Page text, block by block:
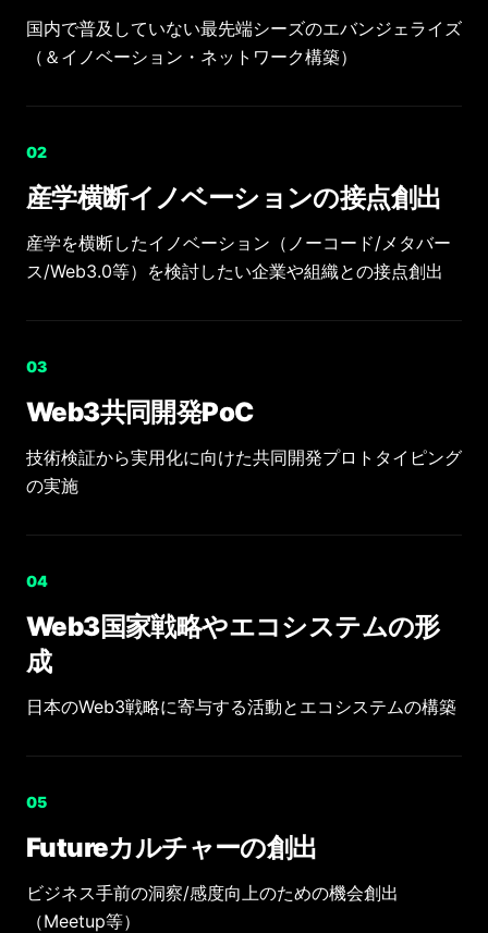
国内で普及していない最先端シーズのエバンジェライズ
（＆イノベーション・ネットワーク構築）
02
産学横断イノベーションの接点創出
産学を横断したイノベーション（ノーコード/メタバー
ス/Web3.0等）を検討したい企業や組織との接点創出
03
Web3共同開発PoC
技術検証から実用化に向けた共同開発プロトタイピング
の実施
04
Web3国家戦略やエコシステムの形
成
日本のWeb3戦略に寄与する活動とエコシステムの構築
05
Futureカルチャーの創出
ビジネス手前の洞察/感度向上のための機会創出
（Meetup等）